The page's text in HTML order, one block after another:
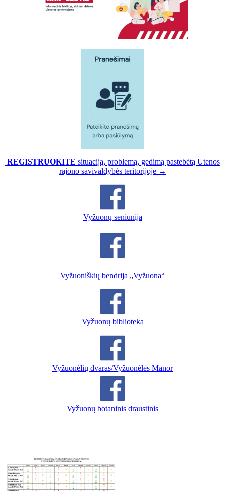
REGISTRUOKITE situaciją, problemą, gedimą pastebėtą Utenos
rajono savivaldybės teritorijoje →
Vyžuonų seniūnija
Vyžuoniškių bendrija „Vyžuona“
Vyžuonų biblioteka
Vyžuonėlių dvaras/Vyžuonėlės Manor
Vyžuonų botaninis draustinis